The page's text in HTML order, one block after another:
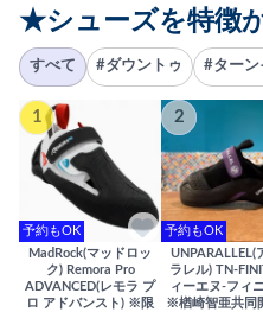
★シューズを特徴
すべて #ダウントゥ #ターン
1
予約もOK
MadRock(マッドロッ
ク) Remora Pro
ADVANCED(レモラ プ
ロ アドバンスト) ※限
2
予約もOK
UNPARALLEL(
ラレル) TN-
ィーエヌ-フィ
※楢崎智亜共同